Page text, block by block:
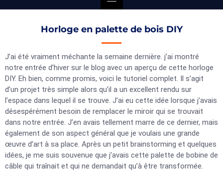
Horloge en palette de bois DIY
J’ai été vraiment méchante la semaine dernière. j’ai montré
notre entrée d’hiver sur le blog avec un aperçu de cette horloge
DIY. Eh bien, comme promis, voici le tutoriel complet. Il s’agit
d’un projet très simple alors qu’il a un excellent rendu sur
l’espace dans lequel il se trouve. J’ai eu cette idée lorsque j’avais
désespérément besoin de remplacer le miroir qui se trouvait
dans notre entrée. J’en avais tellement marre de ce dernier, mais
également de son aspect général que je voulais une grande
œuvre d’art à sa place. Après un petit brainstorming et quelques
idées, je me suis souvenue que j’avais cette palette de bobine de
câble qui traînait et qui ne demandait qu’à être transformée.